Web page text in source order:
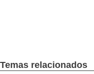
Temas relacionados